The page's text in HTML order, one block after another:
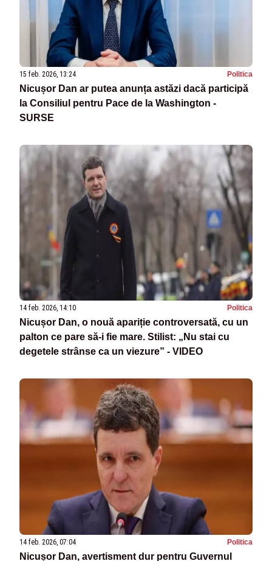
15 feb. 2026, 13:24 Politica
Nicușor Dan ar putea anunța astăzi dacă participă
la Consiliul pentru Pace de la Washington -
SURSE
14 feb. 2026, 14:10 Politica
Nicușor Dan, o nouă apariție controversată, cu un
palton ce pare să-i fie mare. Stilist: „Nu stai cu
degetele strânse ca un viezure” - VIDEO
14 feb. 2026, 07:04 Politica
Nicușor Dan, avertisment dur pentru Guvernul